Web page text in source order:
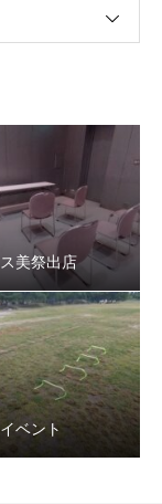
美祭出店
ベント